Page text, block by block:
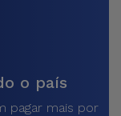
o país
pagar mais por